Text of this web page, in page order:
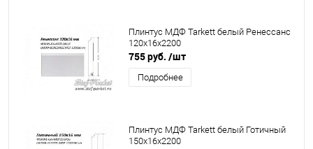
Плинтус МДФ Tarkett белый Ренессанс
120х16х2200
755 руб. /шт
Подробнее
Плинтус МДФ Tarkett белый Готичный
150х16х2200